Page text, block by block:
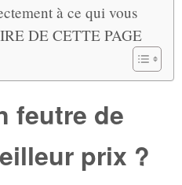
à ce qui vous
DE CETTE PAGE
feutre de
prix ?